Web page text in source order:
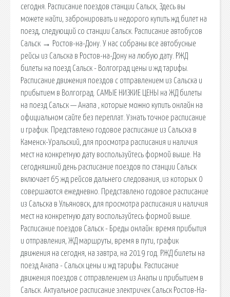
сегодня. Расписание поездов станции Сальск, Здесь вы
можете найти, забронировать и недорого купить жд билет на
поезд, следующий со станции Сальск. Расписание автобусов
Сальск → Ростов-на-Дону. У нас собраны все автобусные
рейсы из Сальска в Ростов-на-Дону на любую дату. РЖД
билеты на поезд Сальск - Волгоград цены и жд тарифы.
Расписание движения поездов с отправлением из Сальска и
прибытием в Волгоград. САМЫЕ НИЗКИЕ ЦЕНЫ на ЖД билеты
на поезд Сальск — Анапа , которые можно купить онлайн на
официальном сайте без переплат. Узнать точное расписание
и график. Представлено годовое расписание из Сальска в
Каменск-Уральский, для просмотра расписания и наличия
мест на конкретную дату воспользуйтесь формой выше. На
сегодняшний день расписание поездов по станции Сальск
включает 65 жд рейсов дальнего следования, из которых 0
совершаются ежедневно. Представлено годовое расписание
из Сальска в Ульяновск, для просмотра расписания и наличия
мест на конкретную дату воспользуйтесь формой выше.
Расписание поездов Сальск - Бреды онлайн: время прибытия
и отправления, ЖД маршруты, время в пути, график
движения на сегодня, на завтра, на 2019 год. РЖД билеты на
поезд Анапа - Сальск цены и жд тарифы. Расписание
движения поездов с отправлением из Анапы и прибытием в
Сальск. Актуальное расписание электричек Сальск Ростов-На-